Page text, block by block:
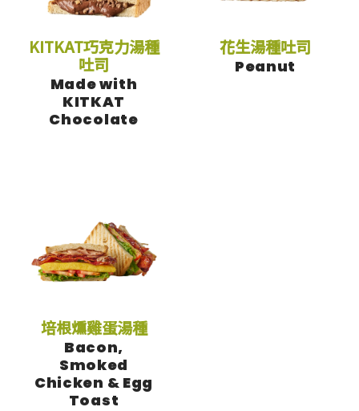
KITKAT巧克力湯種
吐司
Made with
KITKAT
Chocolate
花生湯種吐司
Peanut
培根燻雞蛋湯種
Bacon,
Smoked
Chicken & Egg
Toast